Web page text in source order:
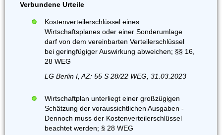
Verbundene Urteile
Kostenverteilerschlüssel eines
Wirtschaftsplanes oder einer Sonderumlage
darf von dem vereinbarten Verteilerschlüssel
bei geringfügiger Auswirkung abweichen; §§ 16,
28 WEG
LG Berlin I, AZ: 55 S 28/22 WEG, 31.03.2023
Wirtschaftplan unterliegt einer großzügigen
Schätzung der voraussichtlichen Ausgaben -
Dennoch muss der Kostenverteilerschlüssel
beachtet werden; § 28 WEG